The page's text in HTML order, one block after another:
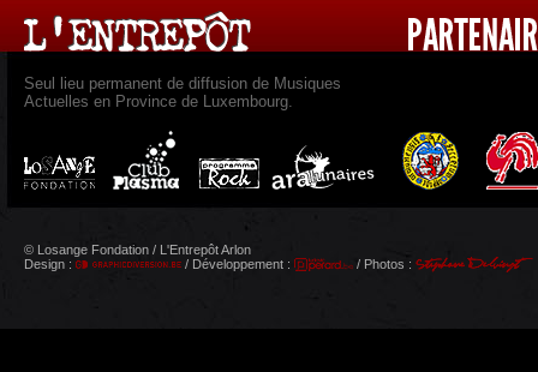
Seul lieu permanent de diffusion de Musiques
Actuelles en Province de Luxembourg.
© Losange Fondation / L'Entrepôt Arlon
Design :
/ Développement : / Photos :